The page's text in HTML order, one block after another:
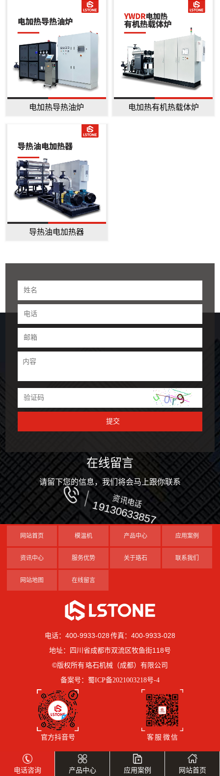
电话咨询 产品中心 应用案例 网站首页
电加热导热油炉 电加热有机热载体炉
导热油电加热器
在线留言
请留下您的信息，我们将会马上跟你联系
资讯电话
19130633857
网站首页 模温机 产品中心 应用案例
资讯中心 服务优势 关于珞石 联系我们
网站地图 在线留言
电话：400-9933-028 传真：400-9933-028
地址：四川省成都市双流区牧鱼街118号
©版权所有 珞石机械（成都）有限公司
备案号： 蜀ICP备2021003218号-4
官方抖音号 客 服 微 信